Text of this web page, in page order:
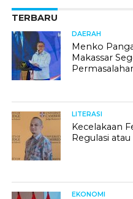
TERBARU
DAERAH
Menko
Makassar
LITERASI
Kecelakaan
Regulasi
EKONOMI